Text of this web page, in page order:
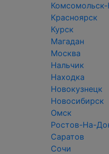
Красноярск
Курск
Магадан
Москва
Нальчик
Находка
Новокузнецк
Новосибирск
Омск
Ростов-На-
Саратов
Сочи